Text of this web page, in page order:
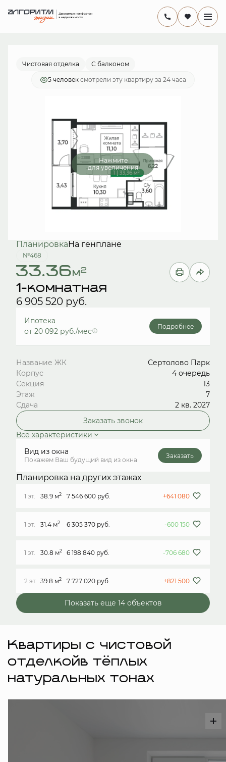
1-комнатная
6 905 520 руб.
от 20 092 руб./мес.
Чистовая отделка С балконом
5 человек смотрели эту квартиру за 24 часа
Нажмите
для увеличения
ПланировкаНа генплане
№468
33.36м2
1-комнатная
6 905 520 руб.
Ипотека
от 20 092 руб./мес
Подробнее
Название ЖК
Сертолово Парк
Корпус
4 очередь
Секция
13
Этаж
7
Сдача
2 кв. 2027
Заказать звонок
Все характеристики
Вид из окна
Покажем Ваш будущий вид из окна
Заказать
Планировка на других этажах
1 эт. 38.9 м2 7 546 600 руб. +641 080
1 эт. 31.4 м2 6 305 370 руб. -600 150
1 эт. 30.8 м2 6 198 840 руб. -706 680
2 эт. 39.8 м2 7 727 020 руб. +821 500
Показать еще 14 объектов
Квартиры с чистовой
отделкойв тёплых
натуральных тонах